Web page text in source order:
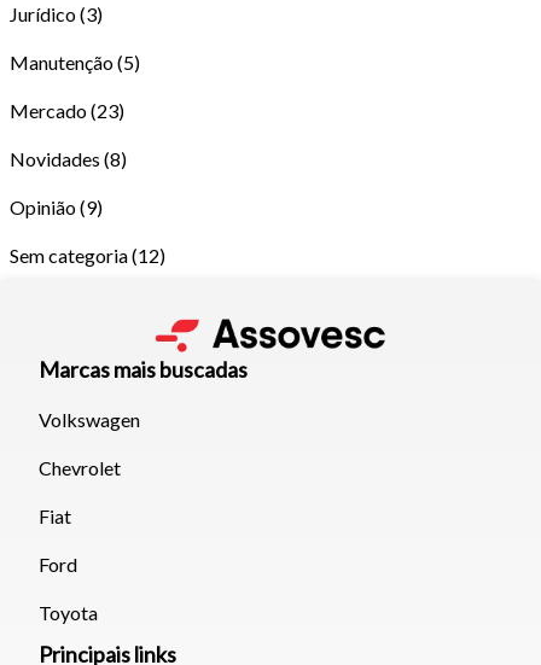
Tamanho do texto
Para aumentar ou diminuir a fonte em nosso site, utilize os
atalhos Ctrl+ (para aumentar) e Ctrl- (para diminuir) no seu
Jurídico(3)
Manutenção(5)
Mercado(23)
Novidades (8)
Opinião(9)
Sem categoria(12)
Marcas mais buscadas
Volkswagen
Chevrolet
Fiat
Ford
Toyota
Principais links